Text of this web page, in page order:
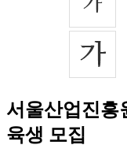
서울산업진흥
육생 모집